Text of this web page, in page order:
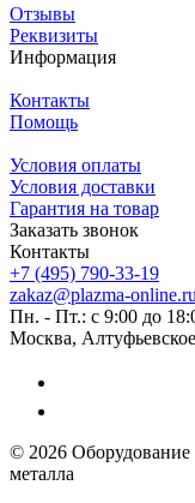
Отзывы
Реквизиты
Информация
Контакты
Помощь
Условия оплаты
Условия доставки
Гарантия на товар
Заказать звонок
Контакты
+7 (495) 790-33-19
zakaz@plazma-
Пн. - Пт.: с 9:00 до
Москва,
© 2026 Оборудование
металла